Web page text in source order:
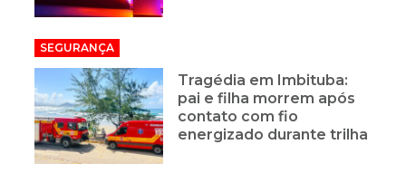
SEGURANÇA
Tragédia em Imbituba:
pai e filha morrem após
contato com fio
energizado durante trilha